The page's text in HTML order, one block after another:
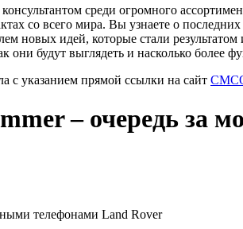
среди огромного
со всего мира. Вы узнаете о
новых идей, которые стали
будут выглядеть и насколько более
с указанием прямой ссылки на сайт
– очередь за